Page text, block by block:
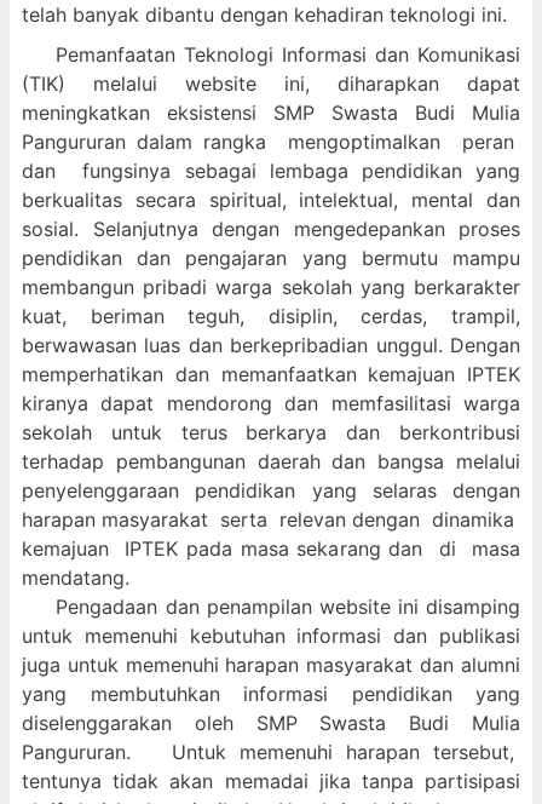
telah banyak dibantu dengan kehadiran teknologi ini.
Pemanfaatan Teknologi Informasi dan Komunikasi
(TIK) melalui website ini, diharapkan dapat
meningkatkan eksistensi SMP Swasta Budi Mulia
Pangururan dalam rangka mengoptimalkan peran
dan fungsinya sebagai lembaga pendidikan yang
berkualitas secara spiritual, intelektual, mental dan
sosial. Selanjutnya dengan mengedepankan proses
pendidikan dan pengajaran yang bermutu mampu
membangun pribadi warga sekolah yang berkarakter
kuat, beriman teguh, disiplin, cerdas, trampil,
berwawasan luas dan berkepribadian unggul. Dengan
memperhatikan dan memanfaatkan kemajuan IPTEK
kiranya dapat mendorong dan memfasilitasi warga
sekolah untuk terus berkarya dan berkontribusi
terhadap pembangunan daerah dan bangsa melalui
penyelenggaraan pendidikan yang selaras dengan
harapan masyarakat serta relevan dengan dinamika
kemajuan IPTEK pada masa sekarang dan di masa
mendatang.
Pengadaan dan penampilan website ini disamping
untuk memenuhi kebutuhan informasi dan publikasi
juga untuk memenuhi harapan masyarakat dan alumni
yang membutuhkan informasi pendidikan yang
diselenggarakan oleh SMP Swasta Budi Mulia
Pangururan. Untuk memenuhi harapan tersebut,
tentunya tidak akan memadai jika tanpa partisipasi